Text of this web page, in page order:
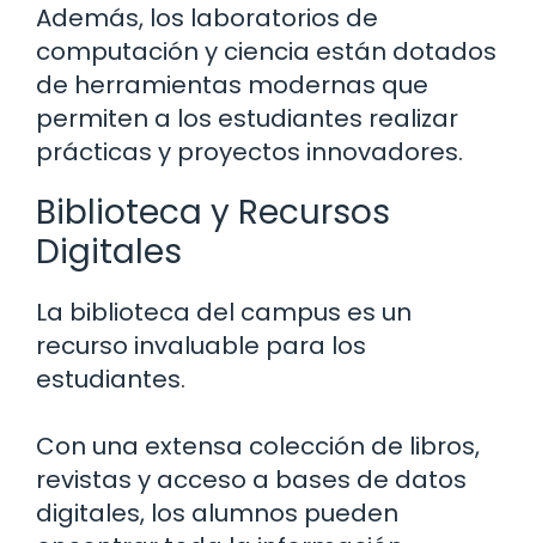
Además, los laboratorios de
computación y ciencia están dotados
de herramientas modernas que
permiten a los estudiantes realizar
prácticas y proyectos innovadores.
Biblioteca y Recursos
Digitales
La biblioteca del campus es un
recurso invaluable para los
estudiantes.
Con una extensa colección de libros,
revistas y acceso a bases de datos
digitales, los alumnos pueden